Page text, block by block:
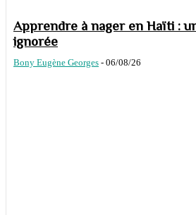
Apprendre à nager en Haïti :
ignorée
Bony Eugène Georges - 06/08/26